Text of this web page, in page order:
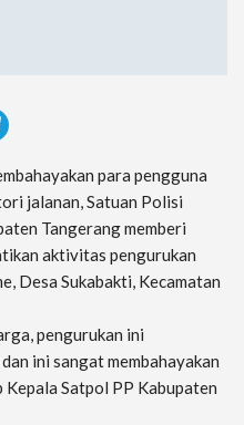
para pengguna
jalanan, Satuan Polisi
Tangerang memberi
aktivitas pengurukan
Desa Sukabakti, Kecamatan
pengurukan ini
ini sangat membahayakan
Kepala Satpol PP Kabupaten